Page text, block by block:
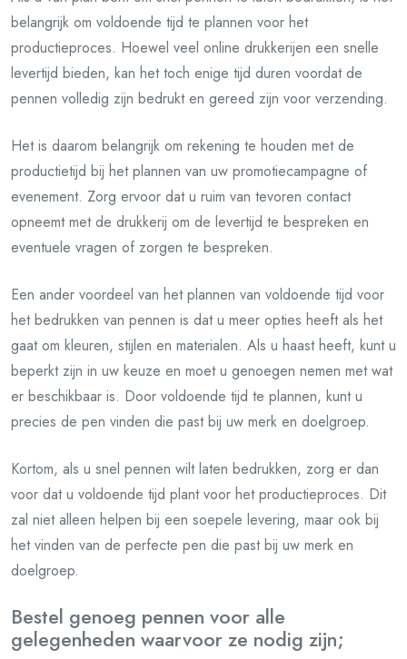
belangrijk om voldoende tijd te plannen voor het
productieproces. Hoewel veel online drukkerijen een snelle
levertijd bieden, kan het toch enige tijd duren voordat de
pennen volledig zijn bedrukt en gereed zijn voor verzending.
Het is daarom belangrijk om rekening te houden met de
productietijd bij het plannen van uw promotiecampagne of
evenement. Zorg ervoor dat u ruim van tevoren contact
opneemt met de drukkerij om de levertijd te bespreken en
eventuele vragen of zorgen te bespreken.
Een ander voordeel van het plannen van voldoende tijd voor
het bedrukken van pennen is dat u meer opties heeft als het
gaat om kleuren, stijlen en materialen. Als u haast heeft, kunt u
beperkt zijn in uw keuze en moet u genoegen nemen met wat
er beschikbaar is. Door voldoende tijd te plannen, kunt u
precies de pen vinden die past bij uw merk en doelgroep.
Kortom, als u snel pennen wilt laten bedrukken, zorg er dan
voor dat u voldoende tijd plant voor het productieproces. Dit
zal niet alleen helpen bij een soepele levering, maar ook bij
het vinden van de perfecte pen die past bij uw merk en
doelgroep.
Bestel genoeg pennen voor alle
gelegenheden waarvoor ze nodig zijn;